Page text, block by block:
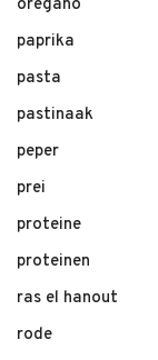
oregano
paprika
pasta
pastinaak
peper
prei
proteine
proteinen
ras el hanout
rode